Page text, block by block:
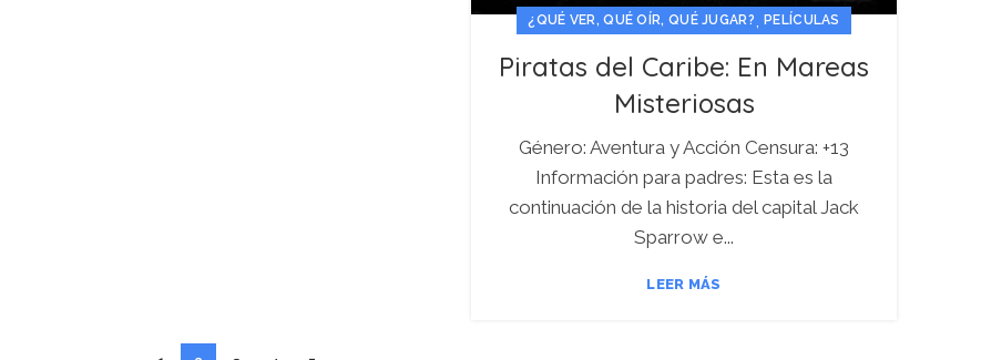
¿QUÉ VER, QUÉ OÍR, QUÉ JUGAR?, PELÍCULAS
Piratas del Caribe: En Mareas
Misteriosas
Género: Aventura y Acción Censura: +13
Información para padres: Esta es la
continuación de la historia del capital Jack
Sparrow e...
LEER MÁS